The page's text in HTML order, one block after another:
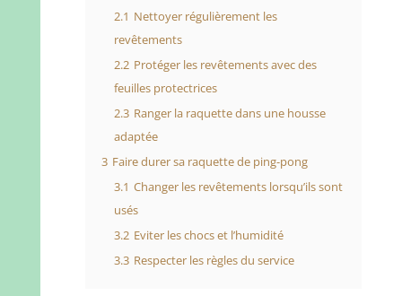
2.1 Nettoyer régulièrement les
revêtements
2.2 Protéger les revêtements avec des
feuilles protectrices
2.3 Ranger la raquette dans une housse
adaptée
3 Faire durer sa raquette de ping-pong
3.1 Changer les revêtements lorsqu’ils sont
usés
3.2 Eviter les chocs et l’humidité
3.3 Respecter les règles du service